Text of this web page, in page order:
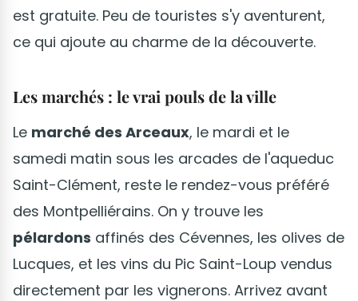
est gratuite. Peu de touristes s'y aventurent,
ce qui ajoute au charme de la découverte.
Les marchés : le vrai pouls de la ville
Le marché des Arceaux, le mardi et le
samedi matin sous les arcades de l'aqueduc
Saint-Clément, reste le rendez-vous préféré
des Montpelliérains. On y trouve les
pélardons affinés des Cévennes, les olives de
Lucques, et les vins du Pic Saint-Loup vendus
directement par les vignerons. Arrivez avant